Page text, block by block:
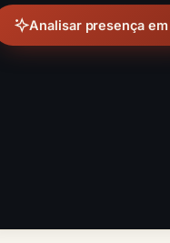
Analisar presença em